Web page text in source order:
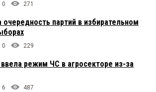
0 271
партий в избирательном
0 229
режим ЧС в агросекторе из-за
6 487